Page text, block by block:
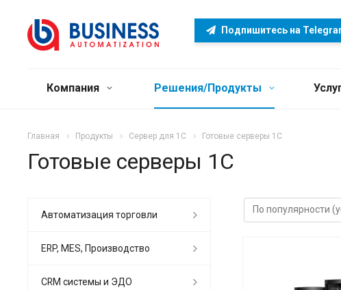
Подпишитесь на
Компания Решения/Продукты
Главная Продукты Сервер для 1С Готовые серверы 1С
Готовые серверы 1С
Автоматизация торговли
ERP, MES, Производство
CRM системы и ЭДО